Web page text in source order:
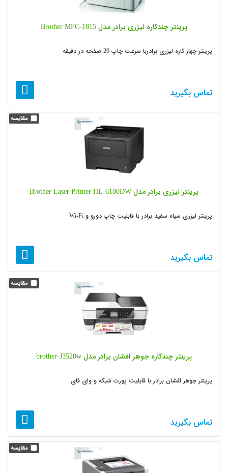
پرینتر چندکاره لیزری برادر مدل Brother MFC-1815
پرینتر چهار کاره لیزری برادربا سرعت چاپ 20 صفحه در دقیقه
تماس بگیرید
پرینتر لیزری برادر مدل Brother Laser Printer HL-6180DW
پرینتر لیزری سیاه سفید برادر با قابلیت چاپ دورو و Wi-Fi
تماس بگیرید
پرینتر چندکاره جوهر افشان برادر مدل brother-J3520w
پرینتر جوهر افشان برادر با قابلیت پورت شبکه و وای فای
تماس بگیرید